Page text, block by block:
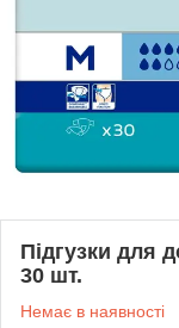
Підгузки для
30 шт.
Немає в наявності